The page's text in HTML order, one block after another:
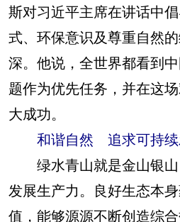
斯对习近平主席在讲话中
式、环保意识及尊重自然
深。他说，全世界都看到
题作为优先任务，并在这
大成功。
和谐自然 追求可持续
绿水青山就是金山银山
发展生产力。良好生态本
值，能够源源不断创造综